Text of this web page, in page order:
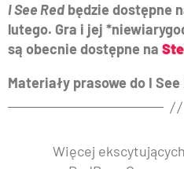
I See Red będzie dostępne
lutego. Gra i jej
są obecnie dostępne na
Materiały prasowe do I
Więcej